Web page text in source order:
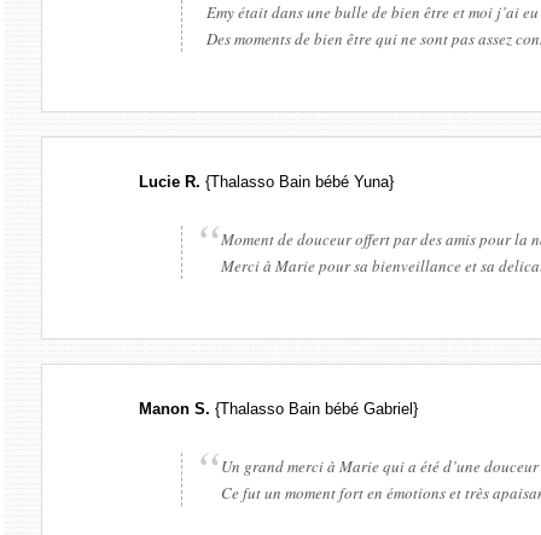
Emy était dans une bulle de bien être et moi j’ai
Des moments de bien être qui ne sont pas assez
Lucie R. {Thalasso Bain bébé Yuna}
Moment de douceur offert par des amis pour la
Merci à Marie pour sa bienveillance et sa
Manon S. {Thalasso Bain bébé Gabriel}
Un grand merci à Marie qui a été d’une
Ce fut un moment fort en émotions et très